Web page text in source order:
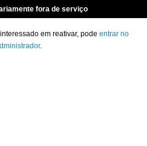
fora de serviço
em reativar, pode entrar no
.